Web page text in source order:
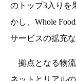
のトップ3入りを
かし、Whole
サービスの拡充
拠点となる物流
ネットとリアル